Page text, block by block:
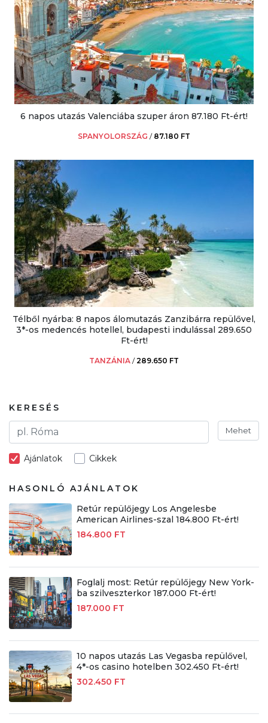
6 napos utazás Valenciába szuper áron 87.180 Ft-ért!
SPANYOLORSZÁG / 87.180 FT
Télből nyárba: 8 napos álomutazás Zanzibárra repülővel,
3*-os medencés hotellel, budapesti indulással 289.650
Ft-ért!
TANZÁNIA /289.650 FT
KERESÉS
Mehet
Ajánlatok Cikkek
HASONLÓ AJÁNLATOK
Retúr repülőjegy Los Angelesbe
American Airlines-szal 184.800 Ft-ért!
184.800 FT
Foglalj most: Retúr repülőjegy New York-
ba szilveszterkor 187.000 Ft-ért!
187.000 FT
10 napos utazás Las Vegasba repülővel,
4*-os casino hotelben 302.450 Ft-ért!
302.450 FT